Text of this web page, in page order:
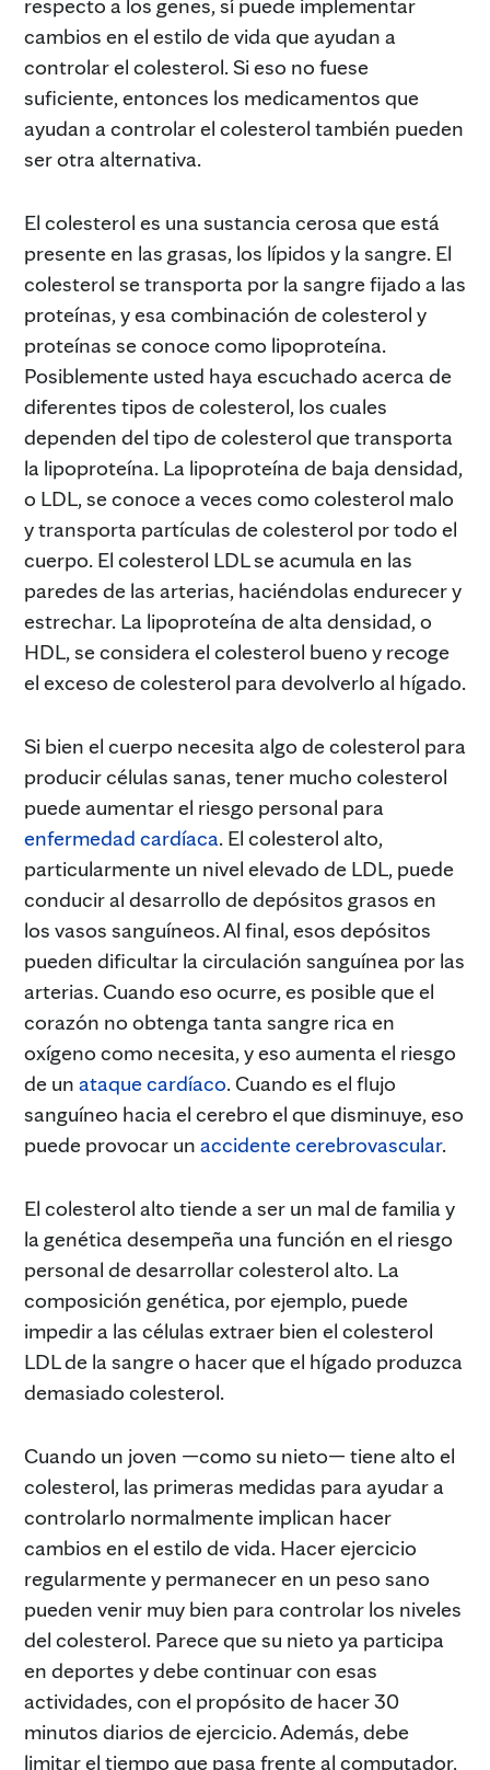
cambios en el estilo de vida que ayudan a
controlar el colesterol. Si eso no fuese
suficiente, entonces los medicamentos que
ayudan a controlar el colesterol también pueden
ser otra alternativa.
El colesterol es una sustancia cerosa que está
presente en las grasas, los lípidos y la sangre. El
colesterol se transporta por la sangre fijado a las
proteínas, y esa combinación de colesterol y
proteínas se conoce como lipoproteína.
Posiblemente usted haya escuchado acerca de
diferentes tipos de colesterol, los cuales
dependen del tipo de colesterol que transporta
la lipoproteína. La lipoproteína de baja densidad,
o LDL, se conoce a veces como colesterol malo
y transporta partículas de colesterol por todo el
cuerpo. El colesterol LDL se acumula en las
paredes de las arterias, haciéndolas endurecer y
estrechar. La lipoproteína de alta densidad, o
HDL, se considera el colesterol bueno y recoge
el exceso de colesterol para devolverlo al hígado.
Si bien el cuerpo necesita algo de colesterol para
producir células sanas, tener mucho colesterol
puede aumentar el riesgo personal para
enfermedad cardíaca. El colesterol alto,
particularmente un nivel elevado de LDL, puede
conducir al desarrollo de depósitos grasos en
los vasos sanguíneos. Al final, esos depósitos
pueden dificultar la circulación sanguínea por las
arterias. Cuando eso ocurre, es posible que el
corazón no obtenga tanta sangre rica en
oxígeno como necesita, y eso aumenta el riesgo
de un ataque cardíaco. Cuando es el flujo
sanguíneo hacia el cerebro el que disminuye, eso
puede provocar un accidente cerebrovascular.
El colesterol alto tiende a ser un mal de familia y
la genética desempeña una función en el riesgo
personal de desarrollar colesterol alto. La
composición genética, por ejemplo, puede
impedir a las células extraer bien el colesterol
LDL de la sangre o hacer que el hígado produzca
demasiado colesterol.
Cuando un joven —como su nieto— tiene alto el
colesterol, las primeras medidas para ayudar a
controlarlo normalmente implican hacer
cambios en el estilo de vida. Hacer ejercicio
regularmente y permanecer en un peso sano
pueden venir muy bien para controlar los niveles
del colesterol. Parece que su nieto ya participa
en deportes y debe continuar con esas
actividades, con el propósito de hacer 30
minutos diarios de ejercicio. Además, debe
limitar el tiempo que pasa frente al computador,